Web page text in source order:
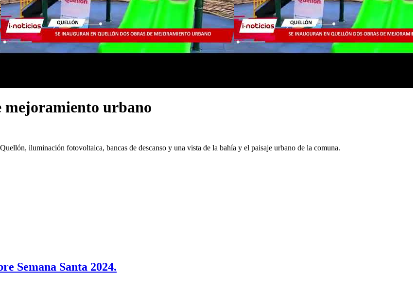
mejoramiento urbano
iluminación fotovoltaica, bancas de descanso y una vista de la bahía y el paisaje urbano de la comuna.
Semana Santa 2024.